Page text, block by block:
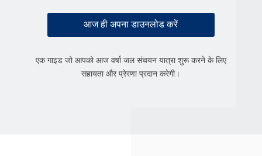
आज ही अपना डाउनलोड करें
एक गाइड जो आपको आज वर्षा जल संचयन यात्रा शुरू करने के लिए
सहायता और प्रेरणा प्रदान करेगी।